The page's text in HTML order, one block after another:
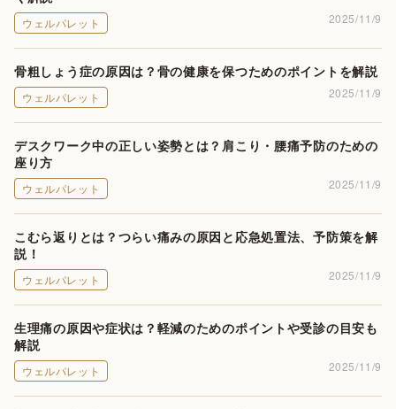
ウェルパレット 2025/11/9
骨粗しょう症の原因は？骨の健康を保つためのポイントを解説
ウェルパレット 2025/11/9
デスクワーク中の正しい姿勢とは？肩こり・腰痛予防のための
座り方
ウェルパレット 2025/11/9
こむら返りとは？つらい痛みの原因と応急処置法、予防策を解
説！
ウェルパレット 2025/11/9
生理痛の原因や症状は？軽減のためのポイントや受診の目安も
解説
ウェルパレット 2025/11/9